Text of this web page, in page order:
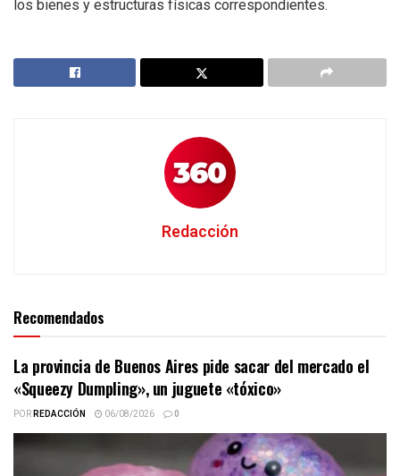
los bienes y estructuras físicas correspondientes.
Redacción
Recomendados
La provincia de Buenos Aires pide sacar del mercado el
«Squeezy Dumpling», un juguete «tóxico»
PORREDACCIÓN 06/08/2026 0